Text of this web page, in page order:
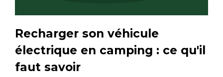
Recharger son véhicule
électrique en camping : ce qu'il
faut savoir